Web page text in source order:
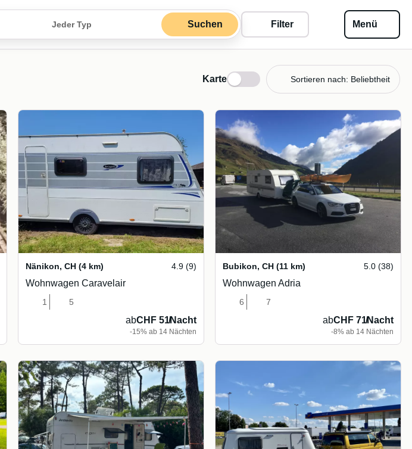
Jeder Typ Suchen Filter Menü
Karte Sortieren nach: Beliebtheit
Nänikon, CH (4 km) 4.9 (9)
Wohnwagen Caravelair
1 5
abCHF 51/Nacht
-15% ab 14 Nächten
Bubikon, CH (11 km) 5.0 (38)
Wohnwagen Adria
6 7
abCHF 71/Nacht
-8% ab 14 Nächten